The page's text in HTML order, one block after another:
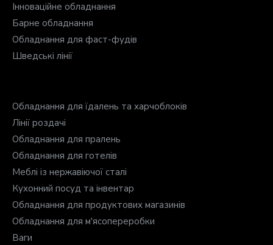
Інноваційне обладнання
Барне обладнання
Обладнання для фаст-фудів
Шведські лінії
Обладнання для їдалень та харчоблоків
Лінії роздачі
Обладнання для пралень
Обладнання для готелів
Меблі із нержавіючої сталі
Кухонний посуд та інвентар
Обладнання для продуктових магазинів
Обладнання для м'ясопереробки
Ваги